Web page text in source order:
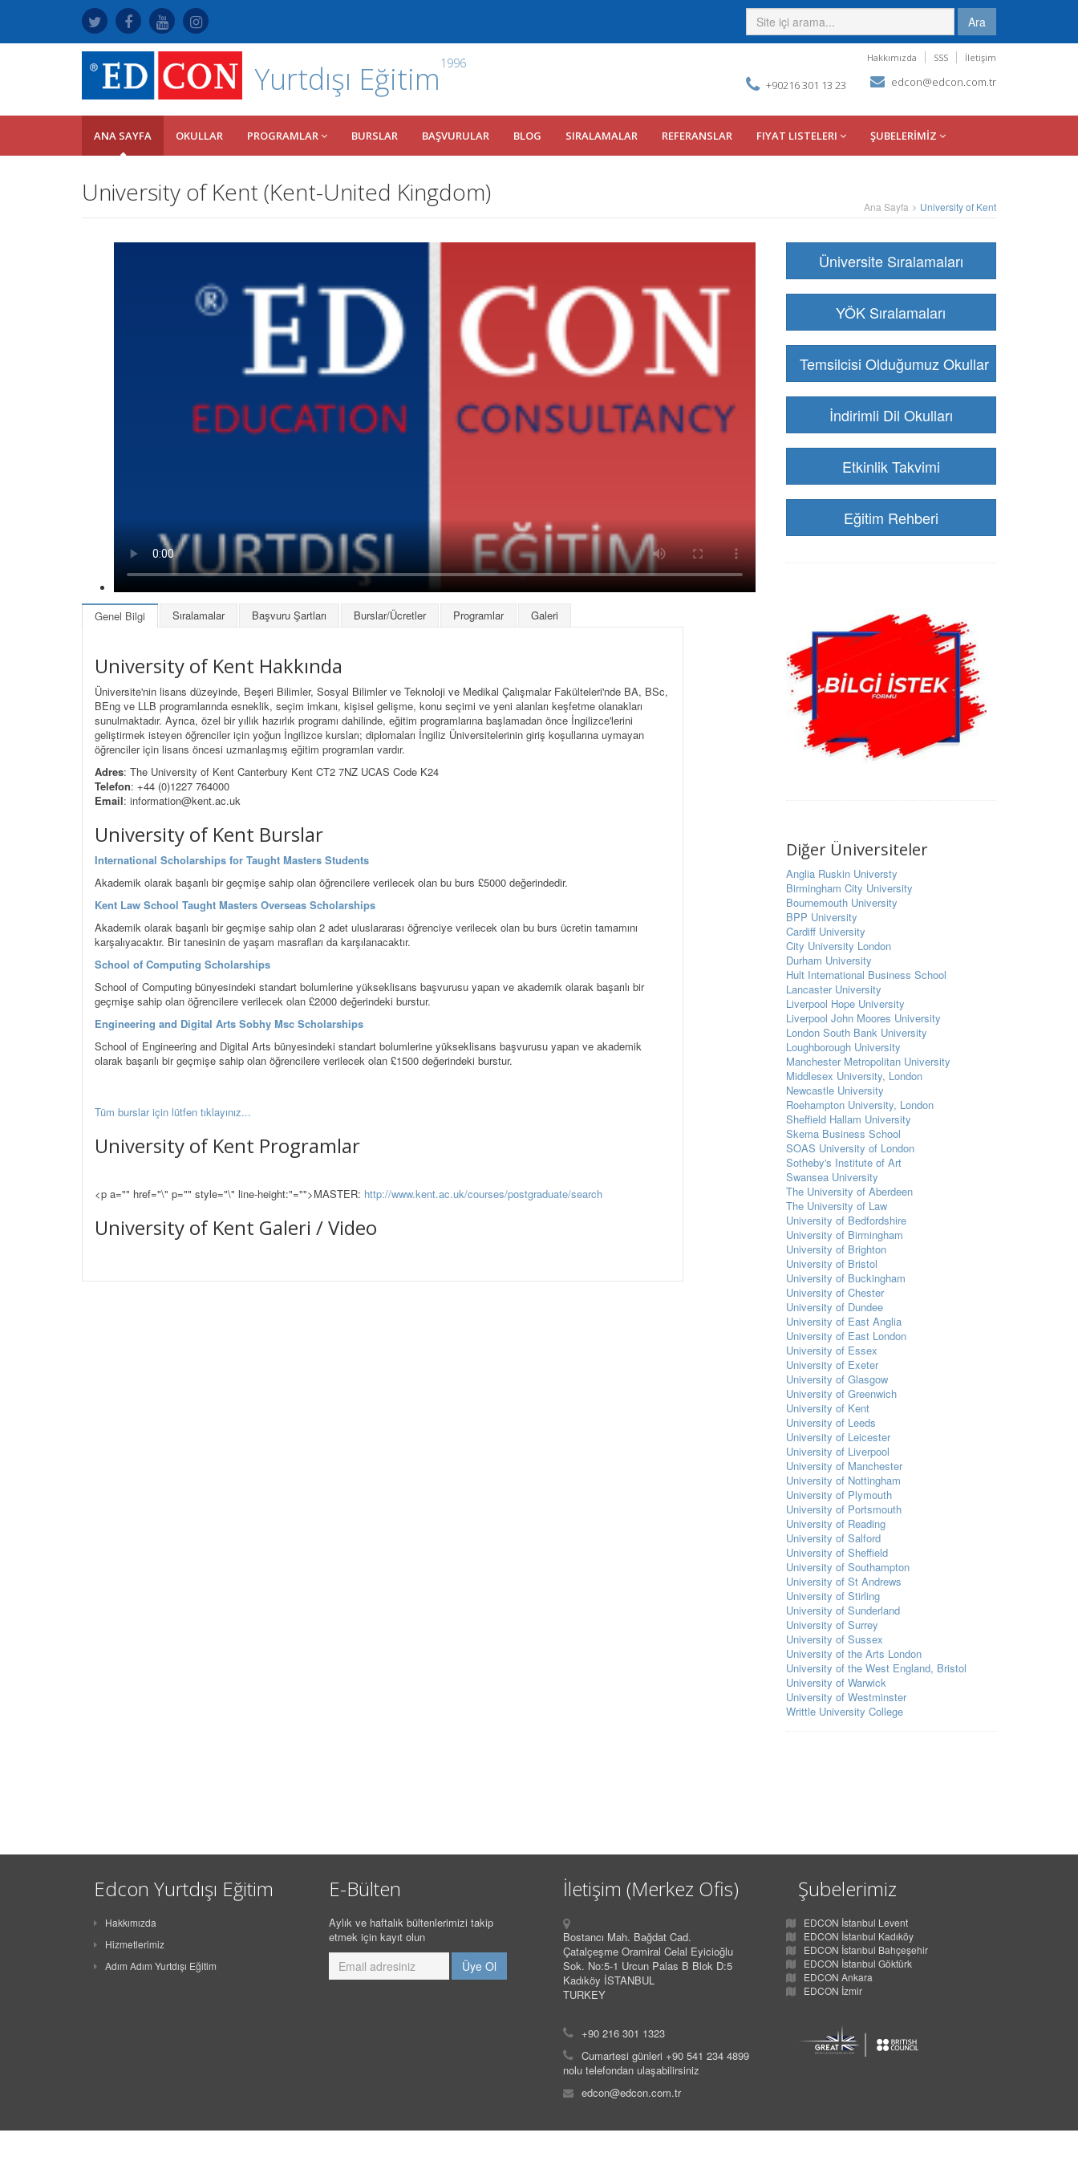
Ara
1996
Yurtdışı Eğitim
Hakkımızda SSS İletişim
+90216 301 13 23 edcon@edcon.com.tr
ANA SAYFA OKULLAR PROGRAMLAR BURSLAR BAŞVURULAR BLOG SIRALAMALAR REFERANSLAR FIYAT LISTELERI ŞUBELERİMİZ
University of Kent (Kent-United Kingdom) Ana Sayfa University of Kent
Genel Bilgi Sıralamalar Başvuru Şartları Burslar/Ücretler Programlar Galeri
University of Kent Hakkında
Üniversite'nin lisans düzeyinde, Beşeri Bilimler, Sosyal Bilimler ve Teknoloji ve Medikal Çalışmalar Fakülteleri'nde BA, BSc,
BEng ve LLB programlarında esneklik, seçim imkanı, kişisel gelişme, konu seçimi ve yeni alanları keşfetme olanakları
sunulmaktadır. Ayrıca, özel bir yıllık hazırlık programı dahilinde, eğitim programlarına başlamadan önce İngilizce'lerini
geliştirmek isteyen öğrenciler için yoğun İngilizce kursları; diplomaları İngiliz Üniversitelerinin giriş koşullarına uymayan
öğrenciler için lisans öncesi uzmanlaşmış eğitim programları vardır.
Adres: The University of Kent Canterbury Kent CT2 7NZ UCAS Code K24
Telefon: +44 (0)1227 764000
Email: information@kent.ac.uk
University of Kent Burslar
International Scholarships for Taught Masters Students
Akademik olarak başarılı bir geçmişe sahip olan öğrencilere verilecek olan bu burs £5000 değerindedir.
Kent Law School Taught Masters Overseas Scholarships
Akademik olarak başarılı bir geçmişe sahip olan 2 adet uluslararası öğrenciye verilecek olan bu burs ücretin tamamını
karşalıyacaktır. Bir tanesinin de yaşam masrafları da karşılanacaktır.
School of Computing Scholarships
School of Computing bünyesindeki standart bolumlerine yükseklisans başvurusu yapan ve akademik olarak başarılı bir
geçmişe sahip olan öğrencilere verilecek olan £2000 değerindeki burstur.
Engineering and Digital Arts Sobhy Msc Scholarships
School of Engineering and Digital Arts bünyesindeki standart bolumlerine yükseklisans başvurusu yapan ve akademik
olarak başarılı bir geçmişe sahip olan öğrencilere verilecek olan £1500 değerindeki burstur.
Tüm burslar için lütfen tıklayınız...
University of Kent Programlar
<p a="" href="\" p="" style="\" line-height:"="">MASTER: http://www.kent.ac.uk/courses/postgraduate/search
University of Kent Galeri / Video
Üniversite Sıralamaları
YÖK Sıralamaları
Temsilcisi Olduğumuz Okullar
İndirimli Dil Okulları
Etkinlik Takvimi
Eğitim Rehberi
Diğer Üniversiteler
Anglia Ruskin Universty
Birmingham City University
Bournemouth University
BPP University
Cardiff University
City University London
Durham University
Hult International Business School
Lancaster University
Liverpool Hope University
Liverpool John Moores University
London South Bank University
Loughborough University
Manchester Metropolitan University
Middlesex University, London
Newcastle University
Roehampton University, London
Sheffield Hallam University
Skema Business School
SOAS University of London
Sotheby's Institute of Art
Swansea University
The University of Aberdeen
The University of Law
University of Bedfordshire
University of Birmingham
University of Brighton
University of Bristol
University of Buckingham
University of Chester
University of Dundee
University of East Anglia
University of East London
University of Essex
University of Exeter
University of Glasgow
University of Greenwich
University of Kent
University of Leeds
University of Leicester
University of Liverpool
University of Manchester
University of Nottingham
University of Plymouth
University of Portsmouth
University of Reading
University of Salford
University of Sheffield
University of Southampton
University of St Andrews
University of Stirling
University of Sunderland
University of Surrey
University of Sussex
University of the Arts London
University of the West England, Bristol
University of Warwick
University of Westminster
Writtle University College
Edcon Yurtdışı Eğitim
Hakkımızda
Hizmetlerimiz
Adım Adım Yurtdışı Eğitim
E-Bülten
Aylık ve haftalık bültenlerimizi takip
etmek için kayıt olun
İletişim (Merkez Ofis)
Bostancı Mah. Bağdat Cad.
Çatalçeşme Oramiral Celal Eyicioğlu
Sok. No:5-1 Urcun Palas B Blok D:5
Kadıköy İSTANBUL
TURKEY
+90 216 301 1323
Cumartesi günleri +90 541 234 4899
nolu telefondan ulaşabilirsiniz
edcon@edcon.com.tr
Şubelerimiz
EDCON İstanbul Levent
EDCON İstanbul Kadıköy
EDCON İstanbul Bahçeşehir
EDCON İstanbul Göktürk
EDCON Ankara
EDCON İzmir